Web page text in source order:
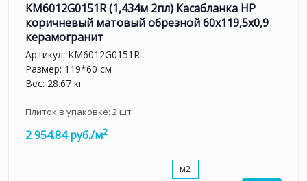
KM6012G0151R (1,434м 2пл) Касабланка HP
коричневый матовый обрезной 60x119,5x0,9
керамогранит
Артикул: KM6012G0151R
Размер: 119*60 см
Вес: 28.67 кг
Плиток в упаковке: 2шт
2 954.84 руб./м2
м2